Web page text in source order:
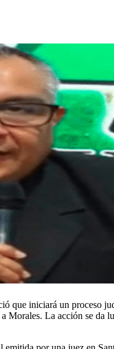
que iniciará un proceso
Morales. La acción se